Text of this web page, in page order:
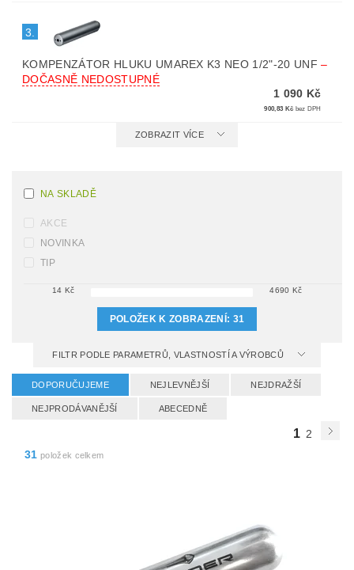
3.
KOMPENZÁTOR HLUKU UMAREX K3 NEO 1/2"-20 UNF–
DOČASNĚ NEDOSTUPNÉ
1 090 Kč
900,83 Kč bez DPH
ZOBRAZIT VÍCE
NA SKLADĚ
AKCE
NOVINKA
TIP
14 Kč 4690 Kč
POLOŽEK K ZOBRAZENÍ: 31
FILTR PODLE PARAMETRŮ, VLASTNOSTÍ A VÝROBCŮ
DOPORUČUJEME NEJLEVNĚJŠÍ NEJDRAŽŠÍ
NEJPRODÁVANĚJŠÍ ABECEDNĚ
1 2
31 položek celkem